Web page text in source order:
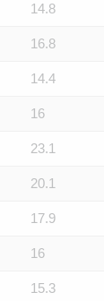
14.8
16.8
14.4
16
23.1
20.1
17.9
16
15.3